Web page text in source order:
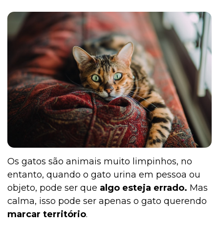
Filhote
Higiene
Saúde
Os gatos são animais muito limpinhos, no
entanto, quando o gato urina em pessoa ou
objeto, pode ser que algo esteja errado. Mas
calma, isso pode ser apenas o gato querendo
marcar território.